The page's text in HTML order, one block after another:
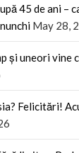
45 de ani –
May 28,
și uneori vine
Felicitări!